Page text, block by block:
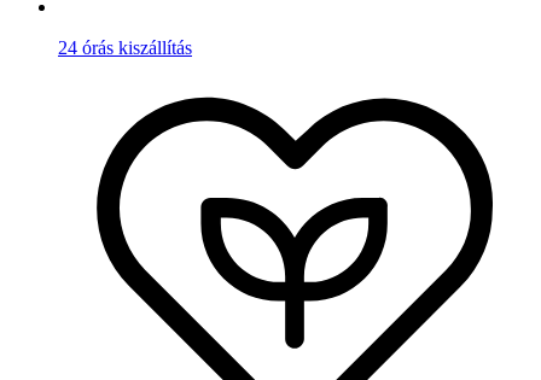
24 órás kiszállítás